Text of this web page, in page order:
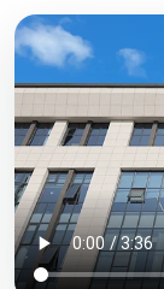
询到售后支持的
维护方面获得最